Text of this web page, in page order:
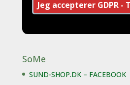
SoMe
SUND-SHOP.DK – FACEBOOK